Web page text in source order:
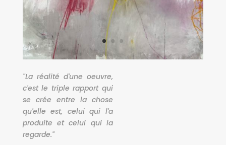
"La réalité d'une oeuvre,
c'est le triple rapport qui
se crée entre la chose
qu'elle est, celui qui l'a
produite et celui qui la
regarde."